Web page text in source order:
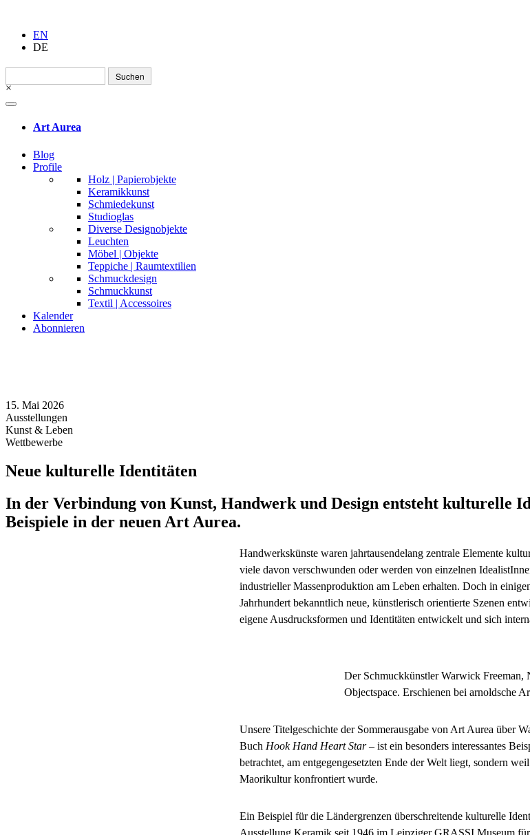
EN
DE
Suchen
nach:
×
Art Aurea
Blog
Profile
Holz | Papierobjekte
Keramikkunst
Schmiedekunst
Studioglas
Diverse Designobjekte
Leuchten
Möbel | Objekte
Teppiche | Raumtextilien
Schmuckdesign
Schmuckkunst
Textil | Accessoires
Kalender
Abonnieren
15. Mai 2026
Ausstellungen
Kunst & Leben
Wettbewerbe
Neue kulturelle Identitäten
In der Verbindung von Kunst, Handwerk und Design entsteht kulturelle
Beispiele in der neuen Art Aurea.
Handwerkskünste waren jahrtausendelang zentrale Elemente
viele davon verschwunden oder werden von einzelnen
industrieller Massenproduktion am Leben erhalten. Doch in
Jahrhundert bekanntlich neue, künstlerisch orientierte Szenen
eigene Ausdrucksformen und Identitäten entwickelt und sich
Der Schmuckkünstler Warwick Freeman,
Objectspace. Erschienen bei arnoldsche
Unsere Titelgeschichte der Sommerausgabe von Art Aurea über
Buch Hook Hand Heart Star– ist ein besonders interessantes
betrachtet, am entgegengesetzten Ende der Welt liegt, sondern
Maorikultur konfrontiert wurde.
Ein Beispiel für die Ländergrenzen überschreitende kulturelle